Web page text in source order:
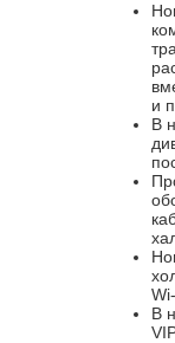
и
В
В